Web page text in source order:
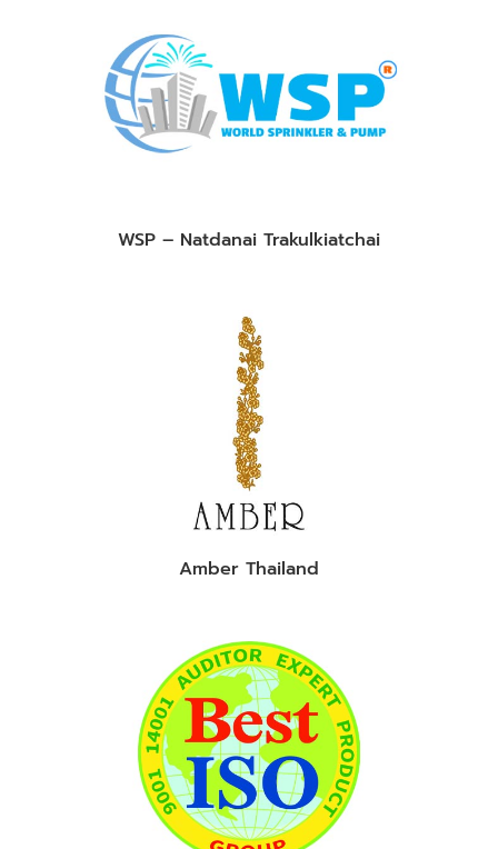
WSP – Natdanai Trakulkiatchai
Amber Thailand